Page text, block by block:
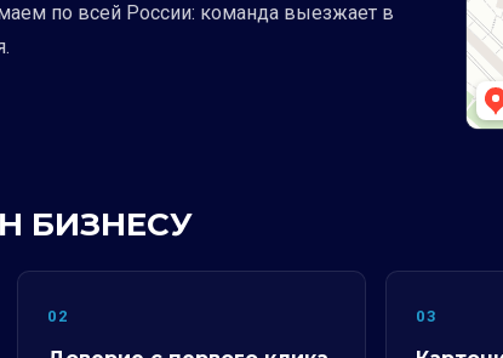
по всей России: команда выезжает в
БИЗНЕСУ
02 03